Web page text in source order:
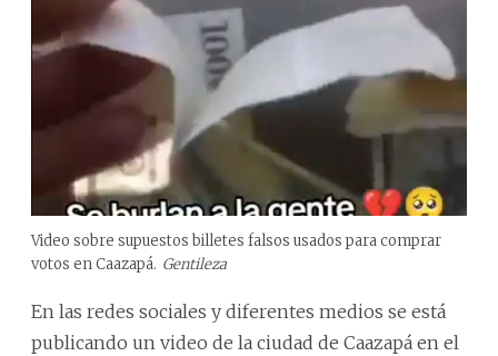
Video sobre supuestos billetes falsos usados para comprar
votos en Caazapá. Gentileza
En las redes sociales y diferentes medios se está
publicando un video de la ciudad de Caazapá en el